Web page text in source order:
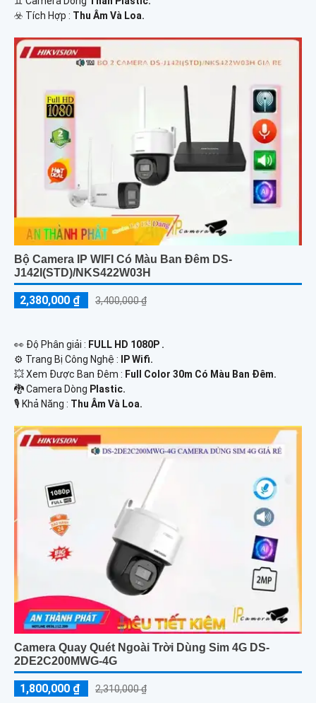
️☣️ Tích Hợp : Thu Âm Và Loa.
Bộ Camera IP WIFI Có Màu Ban Đêm DS-
J142I(STD)/NKS422W03H
2,380,000 ₫ 3,400,000 ₫
️👀 Độ Phân giải : FULL HD 1080P .
⚙ Trang Bị Công Nghệ :
IP Wifi.
💥 Xem Được Ban Đêm : Full Color 30m Có Màu Ban Ðêm.
🐉️ Camera Dòng Plastic.
️🎙 Khả Năng : Thu Âm Và Loa.
Camera Quay Quét Ngoài Trời Dùng Sim 4G DS-
2DE2C200MWG-4G
1,800,000 ₫ 2,310,000 ₫